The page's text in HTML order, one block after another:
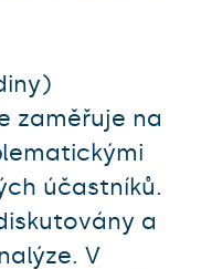
zaměřuje na
účastníků.
a
V